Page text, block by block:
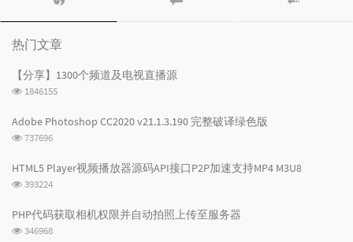
文
评
文
热门文章
【分享】1300个频道及电视直播源
浏
次
1846155
Adobe Photoshop CC2020 v21.1.3.190 完整破译绿色版
浏
次
737696
HTML5 Player视频播放器源码API接口P2P加速支持MP4 M3U8
浏
次
数:
393224
PHP代码获取相机权限并自动拍照上传至服务器
浏
346968